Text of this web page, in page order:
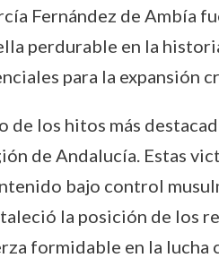
Fernández de Ambía
perdurable en la
para la expansión
de los hitos más
de Andalucía. Estas
bajo control
la posición de los
formidable en la lucha